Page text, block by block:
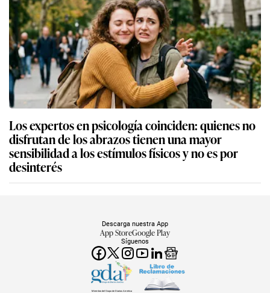
Los expertos en psicología coinciden: quienes no
disfrutan de los abrazos tienen una mayor
sensibilidad a los estímulos físicos y no es por
desinterés
Síguenos
Descarga nuestra App
App StoreGoogle Play
Miembro del Grupo de Diarios América